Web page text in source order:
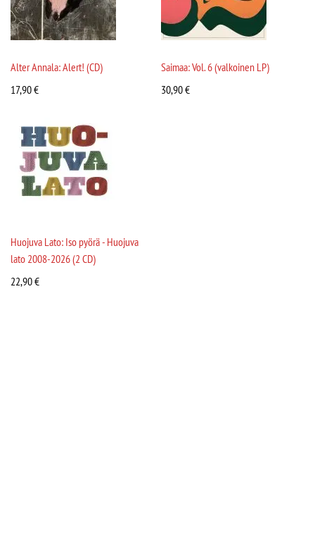
Alter Annala: Alert! (CD)
17,90€
Saimaa: Vol. 6 (valkoinen LP)
30,90€
Huojuva Lato: Iso pyörä - Huojuva
lato 2008-2026 (2 CD)
22,90€